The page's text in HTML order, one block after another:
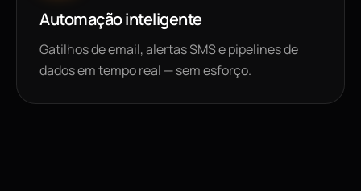
Automação inteligente
Gatilhos de email, alertas SMS e pipelines de
dados em tempo real — sem esforço.